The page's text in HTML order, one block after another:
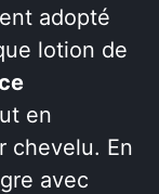
adopté
lotion de
en
chevelu. En
avec